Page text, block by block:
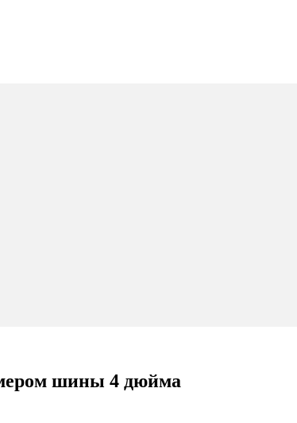
шины 4 дюйма